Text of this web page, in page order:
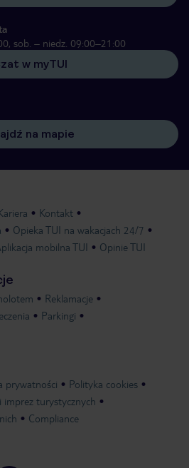
sob. – niedz. 09:00–21:00
w myTUI
na mapie
Kontakt
Opieka TUI na wakacjach 24/7
mobilna TUI Opinie TUI
Reklamacje
Parkingi
prywatności
Polityka cookies
imprez turystycznych
Compliance